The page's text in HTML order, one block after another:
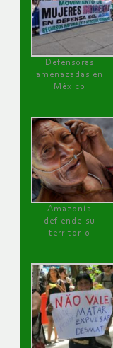
Defensoras
amenazadas en
México
Amazonía
defiende su
territorio